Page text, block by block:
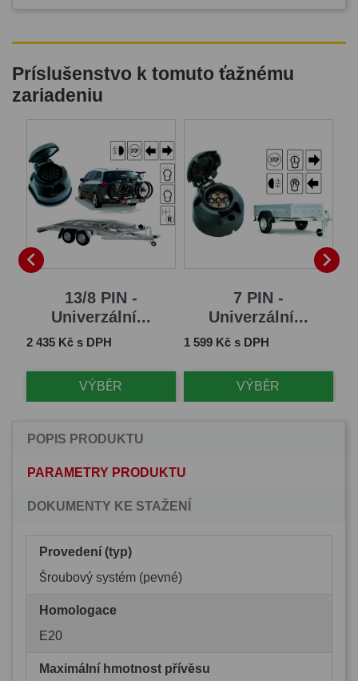
Príslušenstvo k tomuto ťažnému
zariadeniu

13/8 PIN -
Univerzální...
Cena
2 435 Kč s DPH
VÝBĚR
7 PIN -
Univerzální...
Cena
1 599 Kč s DPH
VÝBĚR

POPIS PRODUKTU
PARAMETRY PRODUKTU
DOKUMENTY KE STAŽENÍ
Provedení (typ)
Šroubový systém (pevné)
Homologace
E20
Maximální hmotnost přívěsu